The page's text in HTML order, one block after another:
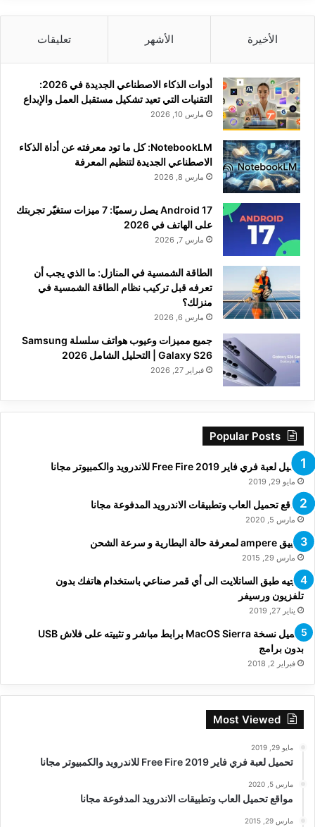
الأخيرة الأشهر تعليقات
أدوات الذكاء الاصطناعي الجديدة في 2026:
التقنيات التي تعيد تشكيل مستقبل العمل والإبداع
مارس 10, 2026
NotebookLM: كل ما تود معرفته عن أداة الذكاء
الاصطناعي الجديدة لتنظيم المعرفة
مارس 8, 2026
Android 17 يصل رسميًا: 7 ميزات ستغيّر تجربتك
على الهاتف في 2026
مارس 7, 2026
الطاقة الشمسية في المنازل: ما الذي يجب أن
تعرفه قبل تركيب نظام الطاقة الشمسية في
منزلك؟
مارس 6, 2026
جميع مميزات وعيوب هواتف سلسلة Samsung
Galaxy S26 | التحليل الشامل 2026
فبراير 27, 2026
Popular Posts
تحميل لعبة فري فاير Free Fire 2019 للاندرويد والكمبيوتر مجانا
مايو 29, 2019
مواقع تحميل العاب وتطبيقات الاندرويد المدفوعة مجانا
مارس 5, 2020
تطبيق ampere لمعرفة حالة البطارية و سرعة الشحن
مارس 29, 2015
توجيه طبق الساتلايت الى أي قمر صناعي باستخدام هاتفك بدون
تلفزيون ورسيفر
يناير 27, 2019
تحميل نسخة MacOS Sierra برابط مباشر و تثبيته على فلاش USB
بدون برامج
فبراير 2, 2018
Most Viewed
مايو 29, 2019
تحميل لعبة فري فاير Free Fire 2019 للاندرويد والكمبيوتر مجانا
مارس 5, 2020
مواقع تحميل العاب وتطبيقات الاندرويد المدفوعة مجانا
مارس 29, 2015